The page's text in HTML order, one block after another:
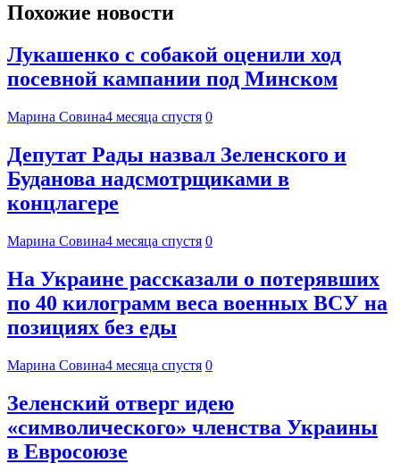
Похожие новости
Лукашенко с собакой оценили ход
посевной кампании под Минском
Марина Совина4 месяца спустя 0
Депутат Рады назвал Зеленского и
Буданова надсмотрщиками в
концлагере
Марина Совина4 месяца спустя 0
На Украине рассказали о потерявших
по 40 килограмм веса военных ВСУ на
позициях без еды
Марина Совина4 месяца спустя 0
Зеленский отверг идею
«символического» членства Украины
в Евросоюзе